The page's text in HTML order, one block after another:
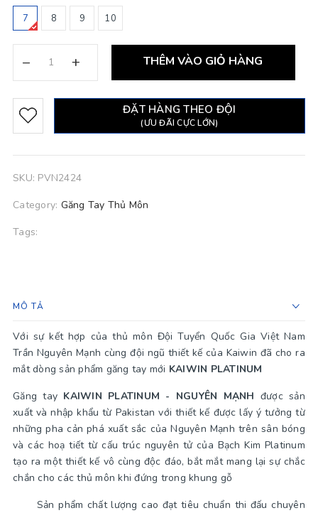
7 8 9 10
– + THÊM VÀO GIỎ HÀNG
ĐẶT HÀNG THEO ĐỘI
(ƯU ĐÃI CỰC LỚN)
SKU: PVN2424
Category: Găng Tay Thủ Môn
Tags:
MÔ TẢ
Với sự kết hợp của thủ môn Đội Tuyển Quốc Gia Việt Nam
Trần Nguyên Mạnh cùng đội ngũ thiết kế của Kaiwin đã cho ra
mắt dòng sản phẩm găng tay mới KAIWIN PLATINUM
Găng tay KAIWIN PLATINUM - NGUYÊN MẠNH được sản
xuất và nhập khẩu từ Pakistan với thiết kế được lấy ý tưởng từ
những pha cản phá xuất sắc của Nguyên Mạnh trên sân bóng
và các hoạ tiết từ cấu trúc nguyên tử của Bạch Kim Platinum
tạo ra một thiết kế vô cùng độc đáo, bắt mắt mang lại sự chắc
chắn cho các thủ môn khi đứng trong khung gỗ
Sản phẩm chất lượng cao đạt tiêu chuẩn thi đấu chuyên